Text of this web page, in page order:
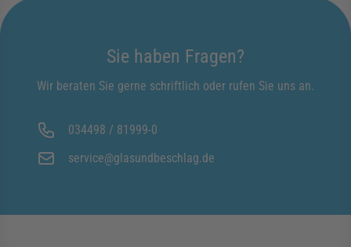
Sie haben Fragen?
Wir beraten Sie gerne schriftlich oder rufen Sie uns an.
034498 / 81999-0
service@glasundbeschlag.de